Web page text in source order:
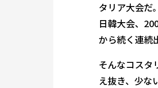
タリア大会だ
日韓大会、
から続く連続
そんなコスタ
え抜き、少な